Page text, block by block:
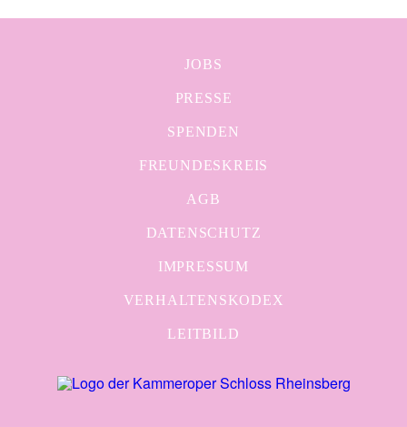
JOBS
PRESSE
SPENDEN
FREUNDESKREIS
AGB
DATENSCHUTZ
IMPRESSUM
VERHALTENSKODEX
LEITBILD